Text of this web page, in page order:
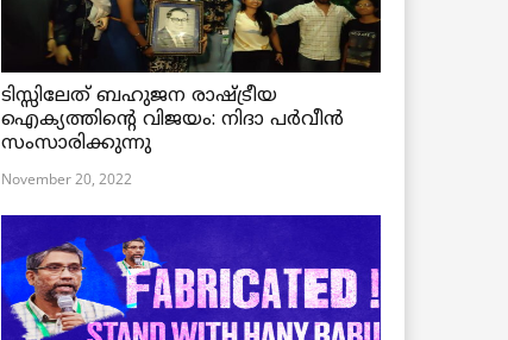
ടിസ്സിലേത് ബഹുജന രാഷ്ട്രീയ
ഐക്യത്തിന്റെ വിജയം: നിദാ പർവീൻ
സംസാരിക്കുന്നു
November 20, 2022